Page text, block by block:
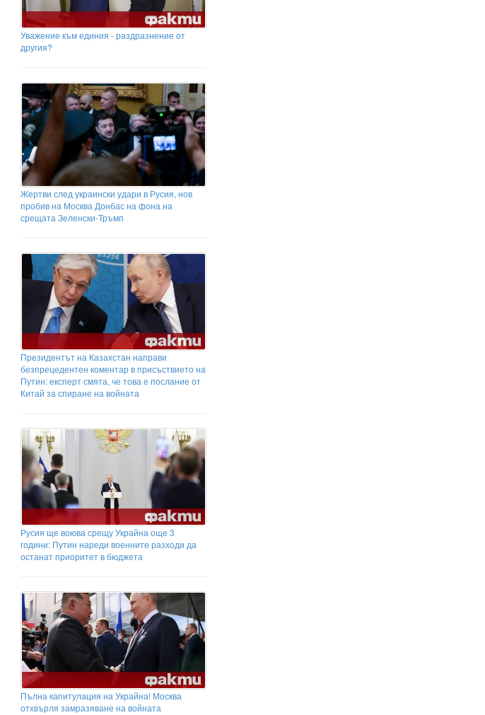
Уважение към единия - раздразнение от
другия?
Жертви след украински удари в Русия, нов
пробив на Москва Донбас на фона на
срещата Зеленски-Тръмп
Президентът на Казахстан направи
безпрецедентен коментар в присъствието на
Путин: експерт смята, че това е послание от
Китай за спиране на войната
Русия ще воюва срещу Украйна още 3
години: Путин нареди военните разходи да
останат приоритет в бюджета
Пълна капитулация на Украйна! Москва
отхвърля замразяване на войната